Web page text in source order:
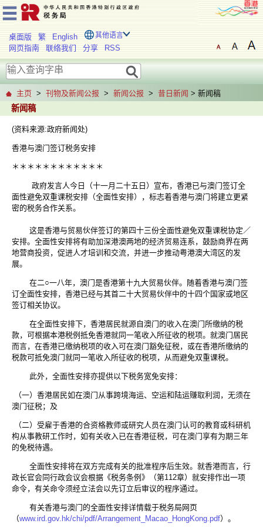
桌面版 繁 English 其他语言
网页指南 联络我们 分享 RSS
主页 > 刊物及新闻公报 > 新闻公报 > 昔日新闻 > 新闻稿
新闻稿
(资料来源:政府新闻处)
香港与澳门签订税务安排
＊＊＊＊＊＊＊＊＊＊＊＊
政府发言人今日（十一月二十五日）宣布，香港已与澳门签订全
面性避免双重课税安排（全面性安排），标志着香港与澳门将建立更紧
密的税务合作关系。
这是香港与贸易伙伴签订的第四十三份全面性避免双重课税协定／
安排。全面性安排将有助加深港澳两地的经济贸易连系，鼓励商界在两
地营商投资，促进人才培训和交流，并进一步推动粤港澳大湾区的发
展。
在二○一八年，澳门是香港第十九大贸易伙伴。随着香港与澳门签
订全面性安排，香港已经与其首二十大贸易伙伴中的十四个国家或地区
签订相关协议。
在全面性安排下，香港居民就源自澳门的收入在澳门所缴纳的税
款，可根据本港税例抵免香港就同一笔收入所征收的税项。就澳门居民
而言，在香港已缴纳税项的收入可在澳门豁免征税，或在香港所缴纳的
税款可抵免澳门就同一笔收入所征收的税项，从而避免双重课税。
此外，全面性安排亦提供以下税务宽免安排：
（一）香港居民如在澳门从事跨境海运、空运和陆运赚取利润，无须在
澳门征税；及
（二）受雇于香港的合资格教师或研究人员在澳门认可的教育或科研机
构从事教研工作时，如有关收入已在香港征税，可在澳门享有为期三年
的免税待遇。
全面性安排将在双方完成有关的批准程序后生效。就香港而言，行
政长官会同行政会议会根据《税务条例》（第112章）就安排作出一项
命令，有关命令须经立法会以先订立后审议的程序通过。
有关香港与澳门的全面性安排详情载于税务局网页
（www.ird.gov.hk/chi/pdf/Arrangement_Macao_HongKong.pdf）。